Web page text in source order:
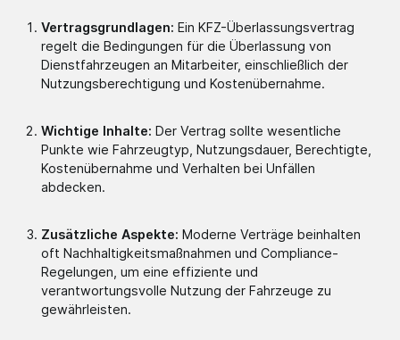
Vertragsgrundlagen: Ein KFZ-Überlassungsvertrag
regelt die Bedingungen für die Überlassung von
Dienstfahrzeugen an Mitarbeiter, einschließlich der
Nutzungsberechtigung und Kostenübernahme.
Wichtige Inhalte: Der Vertrag sollte wesentliche
Punkte wie Fahrzeugtyp, Nutzungsdauer, Berechtigte,
Kostenübernahme und Verhalten bei Unfällen
abdecken.
Zusätzliche Aspekte: Moderne Verträge beinhalten
oft Nachhaltigkeitsmaßnahmen und Compliance-
Regelungen, um eine effiziente und
verantwortungsvolle Nutzung der Fahrzeuge zu
gewährleisten.